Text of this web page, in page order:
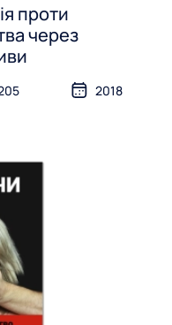
проти
через
2018